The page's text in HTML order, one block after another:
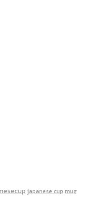
japanese cup mug